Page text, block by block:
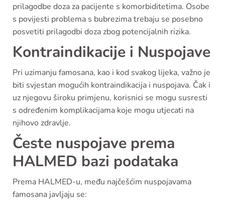
prilagodbe doza za pacijente s komorbiditetima. Osobe
s povijesti problema s bubrezima trebaju se posebno
posvetiti prilagodbi doza zbog potencijalnih rizika.
Kontraindikacije i Nuspojave
Pri uzimanju famosana, kao i kod svakog lijeka, važno je
biti svjestan mogućih kontraindikacija i nuspojava. Čak i
uz njegovu široku primjenu, korisnici se mogu susresti
s određenim komplikacijama koje mogu utjecati na
njihovo zdravlje.
Česte nuspojave prema
HALMED bazi podataka
Prema HALMED-u, među najčešćim nuspojavama
famosana javljaju se: